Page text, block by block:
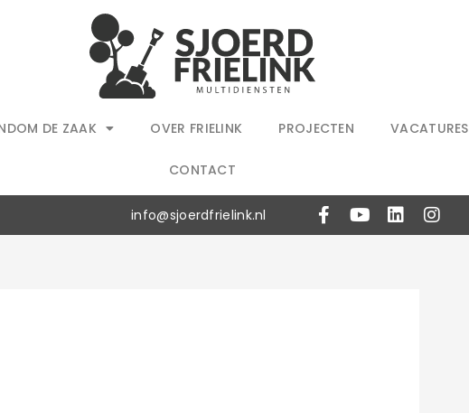
DE ZAAK OVER FRIELINK PROJECTEN VACATURES
CONTACT
info@sjoerdfrielink.nl